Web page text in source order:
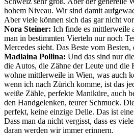
hohem Niveau. Wir sind damit
Aber viele können sich das gar nicht
Nora Steiner: Ich finde es mittlerweile
man in bestimmten Vierteln nur noch
Mercedes sieht. Das Beste vom
Madlaina Pollina: Und das sind nur
die Autos, die Zähne der Leute und die
wohne mittlerweile in Wien, was auch
wenn ich nach Zürich komme, ist das
weiße Zähle, perfekte Maniküre, auch
den Handgelenken, teurer Schmuck.
perfekt, keine einzige Delle. Das ist
Dass man da nicht vergisst, dass es
daran werden wir immer erinnern.